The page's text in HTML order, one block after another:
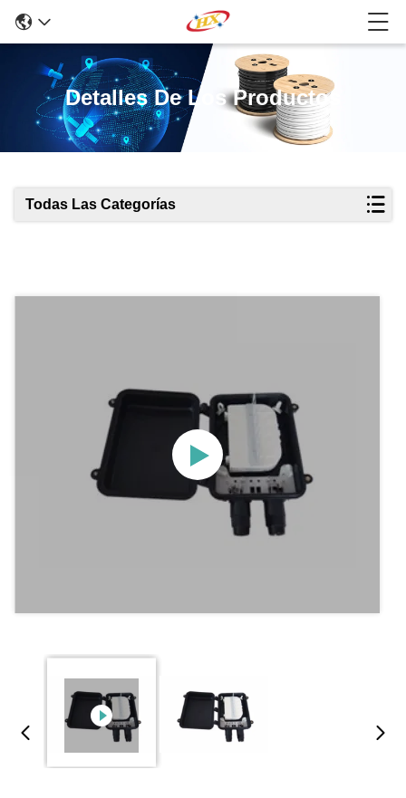
Detalles De Los Productos
Todas Las Categorías